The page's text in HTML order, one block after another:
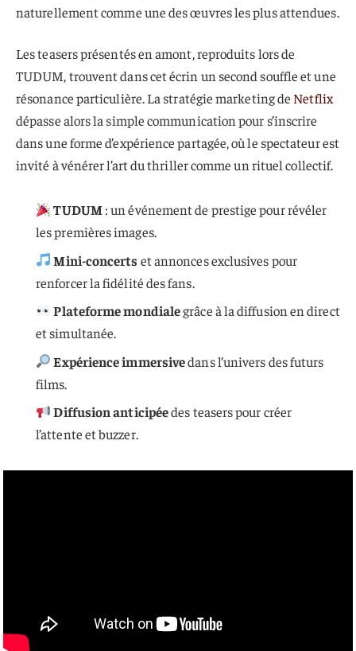
naturellement comme une des œuvres les plus attendues.
Les teasers présentés en amont, reproduits lors de
TUDUM, trouvent dans cet écrin un second souffle et une
résonance particulière. La stratégie marketing de Netflix
dépasse alors la simple communication pour s’inscrire
dans une forme d’expérience partagée, où le spectateur est
invité à vénérer l’art du thriller comme un rituel collectif.
TUDUM: un événement de prestige pour révéler
les premières images.
Mini-concerts et annonces exclusives pour
renforcer la fidélité des fans.
Plateforme mondialegrâce à la diffusion en direct
et simultanée.
Expérience immersivedans l’univers des futurs
films.
Diffusion anticipéedes teasers pour créer
l’attente et buzzer.